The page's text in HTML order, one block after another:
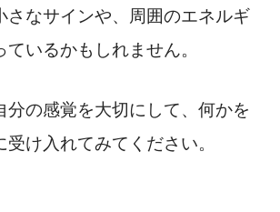
さなサインや、周囲のエネルギ
いるかもしれません。
分の感覚を大切にして、何かを
け入れてみてください。